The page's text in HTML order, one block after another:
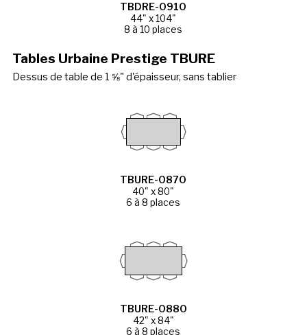
TBDRE-0910
44" x 104"
8 à 10 places
Tables Urbaine Prestige TBURE
Dessus de table de 1 ⅝" d'épaisseur, sans tablier
TBURE-0870
40" x 80"
6 à 8 places
TBURE-0880
42" x 84"
6 à 8 places